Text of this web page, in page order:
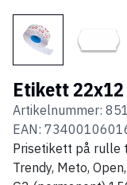
Etikett
Artikelnummer:
EAN:
Prisetikett på rulle
Trendy, Meto,